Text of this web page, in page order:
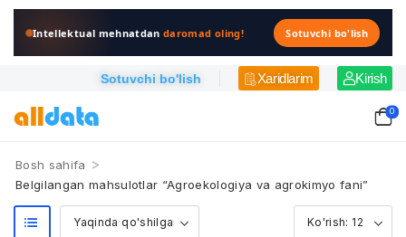
Intellektual mehnatdandaromad oling! Sotuvchi bo'lish
Sotuvchi bo'lish Xaridlarim Kirish
0
Bosh sahifa >
Belgilangan mahsulotlar “Agroekologiya va agrokimyo fani”